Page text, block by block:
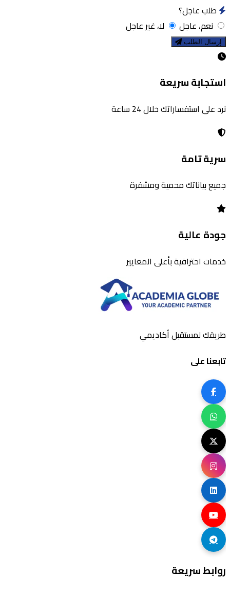
طلب عاجل؟
نعم، عاجل
لا، غير عاجل
إرسال الطلب
استجابة سريعة
نرد على استفساراتك خلال 24 ساعة
سرية تامة
جميع بياناتك محمية ومشفرة
جودة عالية
خدمات احترافية بأعلى المعايير
طريقك لمستقبل أكاديمي
تابعنا على
روابط سريعة